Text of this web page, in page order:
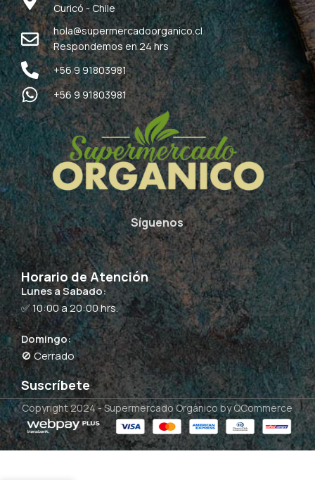
Curicó - Chile
hola@supermercadoorganico.cl
Respondemos en 24 hrs
+56 9 91803981
+56 9 91803981
Síguenos
Horario de Atención
Lunes a Sabado:
✅ 10:00 a 20:00 hrs.
Domingo:
🚫 Cerrado
Suscríbete
Copyright 2024 -Supermercado Orgánico by QCommerce